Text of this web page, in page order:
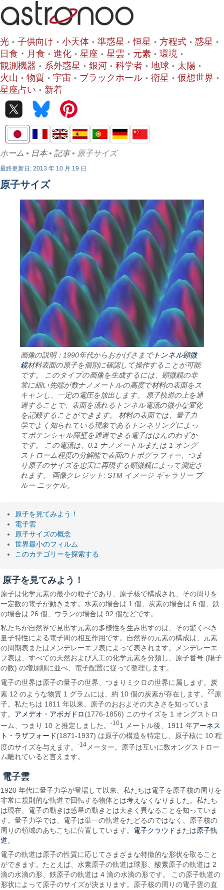
光 子供向け 小天体 準惑星 恒星 方程式
惑星
日食・月食
進化 星座 星雲 元素
環境
観測機器
系外惑星 銀河 科学者 地球
太陽
火山
物質 宇宙 ブラックホール 衛星
仮想世界
星座占い
新着
ホーム • 日本• 記事• 原子サイズ
最終更新日: 2013 年 10 月 19 日
原子サイズ
画像の説明：1990年代からおかげさまでトンネル顕微
鏡材料表面の原子を個別に確認して操作することが可能
です。 このタイプの画像を生成するには、顕微鏡の非
常に細い先端が数ナノメートルの高度で材料の表面をス
キャンし、一定の電圧を放出します。 原子軌道の上を通
過することで、表面を流れるトンネル電流の微小な変化
を記録することができます。 材料の表面では、量子力
学でよく知られている現象であるトンネリングによっ
てポテンシャル障壁を通過できる電子はほんのわずか
です。 この電流は、0.1 ナノメートルまたは 1 オング
ストローム程度の分解能で表面のトポグラフィー、つま
り原子のサイズを忠実に再現する顕微鏡によって測定さ
れます。 画像クレジット: STM イメージ ギャラリー ブ
ルー ニッケル。
原子を見てみよう！
電子雲
原子サイズの概念
世界最小のフィルム
このカテゴリーを探索する
原子を見てみよう！
原子は化学元素の最小の粒子であり、原子核で構成され、その周りを
一定数の電子が動きます。水素の場合は 1 個、炭素の場合は 6 個、鉄
の場合は 26 個、ウランの場合は 92 個などです。
私たちが自然界で見出す元素の多様性を生み出すのは、その驚くべき
量子特性による電子間の相互作用です。自然界の元素の構成は、元素
の周期表またはメンデレーエフ表によって表されます。メンデレーエ
フ表は、すべての天然および人工の化学元素を分類し、原子番号 (陽子
の数) の増加順に並べ、電子配置に従って整理します。
電子の世界は原子の量子の世界、つまりミクロの世界に属します。炭
素 12 のような物質 1 グラムには、約 10 個の炭素が存在します。22 原
子。私たちは 1811 年以来、原子のおおよその大きさを知っていま
す。 アメデオ・アボガドロ(1776-1856) このサイズを 1 オングストロ
ーム、つまり 10 と推定しました。-101 メートル後、1911 年アーネス
ト・ラザフォード(1871-1937) は原子の構造を特定し、原子核に 10 程
度のサイズを与えます。-14 メーター。原子は互いに数オングストロー
ム離れていると言えます。
電子雲
1920 年代に量子力学が登場して以来、私たちは電子を原子核の周りを
非常に規則的な軌道で回転する物体とは考えなくなりました。私たち
は現在、電子の動きは惑星の動きとは大きく異なることを知っていま
す。量子力学では、電子は単一の軌道をたどるのではなく、原子核の
周りの領域のあちこちに位置しています。 電子クラウド または原子軌
道。
電子の軌道は原子の性質に応じてさまざまな特徴的な形状を取ること
ができます。たとえば、水素原子の軌道は球形、酸素原子の軌道は 2
滴の水滴の形、鉄原子の軌道は 4 滴の水滴の形です。 この原子軌道の
形状によって原子のサイズが決まります。原子核の周りの電子雲の直